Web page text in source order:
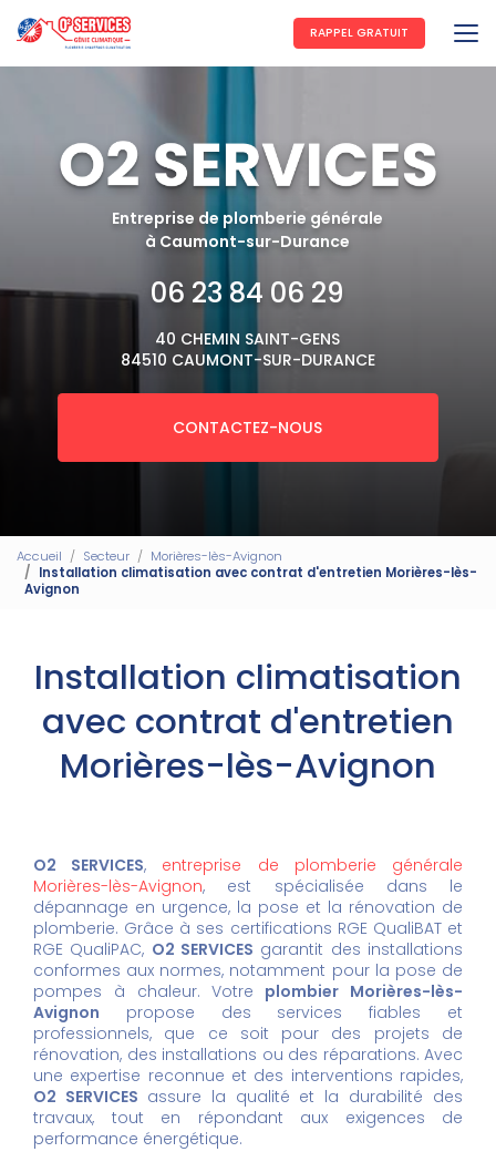
au
contenu
principal
RAPPEL GRATUIT
Entreprise de plomberie générale
à Caumont-sur-Durance
06 23 84 06 29
40 CHEMIN SAINT-GENS
84510 CAUMONT-SUR-DURANCE
CONTACTEZ-NOUS
Accueil Secteur
Morières-lès-Avignon
Installation climatisation avec contrat d'entretien Morières-lès-
Avignon
Installation climatisation
avec contrat d'entretien
Morières-lès-Avignon
O2 SERVICES, entreprise de plomberie générale
Morières-lès-Avignon, est spécialisée dans le
dépannage en urgence, la pose et la rénovation de
plomberie. Grâce à ses certifications RGE QualiBAT et
RGE QualiPAC, O2 SERVICES garantit des installations
conformes aux normes, notamment pour la pose de
pompes à chaleur. Votre plombier Morières-lès-
Avignon propose des services fiables et
professionnels, que ce soit pour des projets de
rénovation, des installations ou des réparations. Avec
une expertise reconnue et des interventions rapides,
O2 SERVICES assure la qualité et la durabilité des
travaux, tout en répondant aux exigences de
performance énergétique.